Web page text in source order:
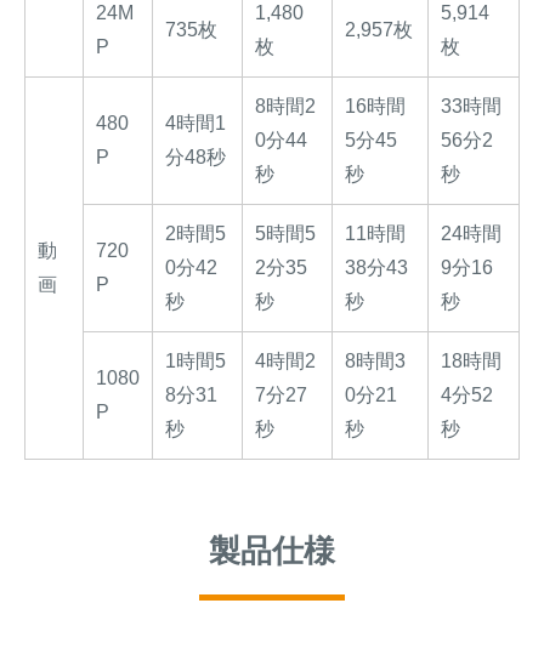
24M
P
735枚
1,480
枚
2,957枚
5,914
枚
動
画
480
P
4時間1
分48秒
8時間2
0分44
秒
16時間
5分45
秒
33時間
56分2
秒
720
P
2時間5
0分42
秒
5時間5
2分35
秒
11時間
38分43
秒
24時間
9分16
秒
1080
P
1時間5
8分31
秒
4時間2
7分27
秒
8時間3
0分21
秒
18時間
4分52
秒
製品仕様